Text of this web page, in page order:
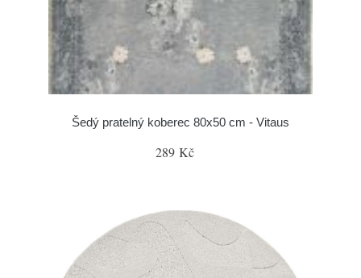
Šedý pratelný koberec 80x50 cm - Vitaus
289 Kč